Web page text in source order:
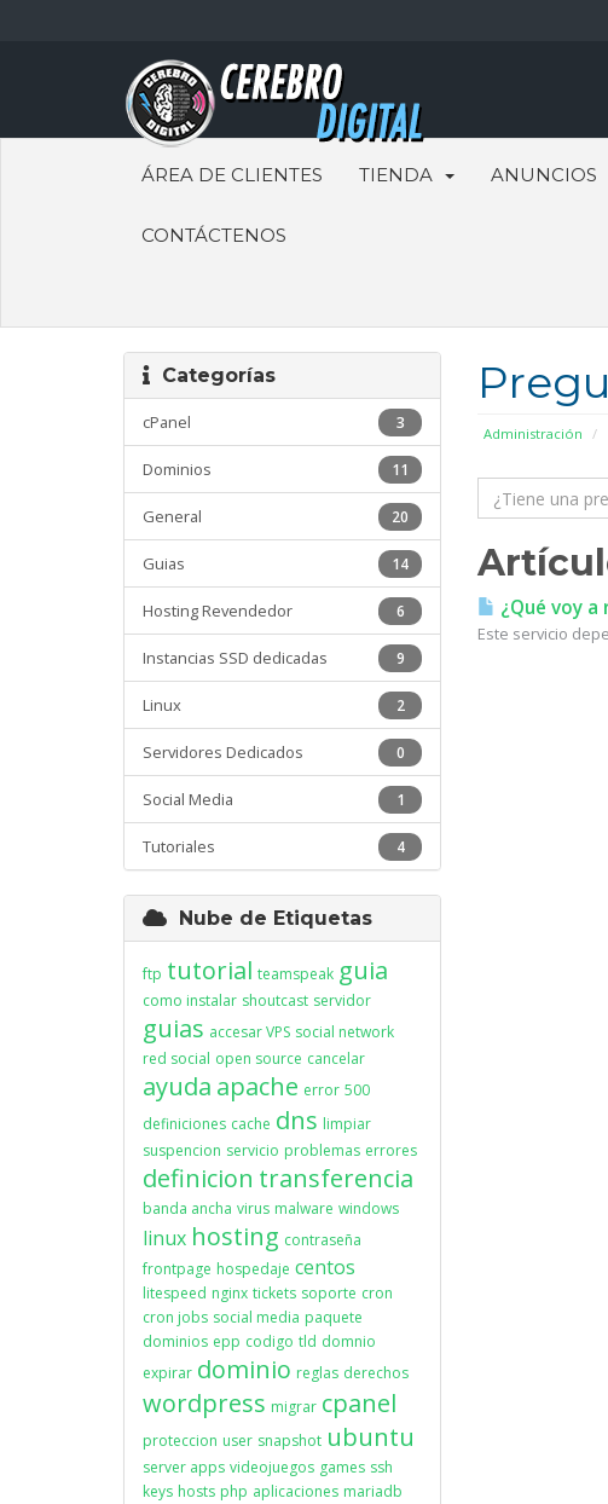
ÁREA DE CLIENTES TIENDA ANUNCIOS
CONTÁCTENOS
Administración
Categorías
3
cPanel
11
Dominios
20
General
14
Guias
6
Hosting Revendedor
9
Instancias SSD dedicadas
2
Linux
0
Servidores Dedicados
1
Social Media
4
Tutoriales
¿Qué voy
Este servicio
Nube de Etiquetas
ftp tutorial teamspeak guia
como instalar shoutcast servidor
guias accesar VPS social network
red social open source cancelar
ayuda apache error 500
definiciones cache dns limpiar
suspencion servicio problemas errores
definicion transferencia
banda ancha virus malware windows
linux hosting contraseña
frontpage hospedaje centos
litespeed nginx tickets soporte cron
cron jobs social media paquete
dominios epp codigo tld domnio
expirar dominio reglas derechos
wordpress migrar cpanel
proteccion user snapshot ubuntu
server apps videojuegos games ssh
keys hosts php aplicaciones mariadb